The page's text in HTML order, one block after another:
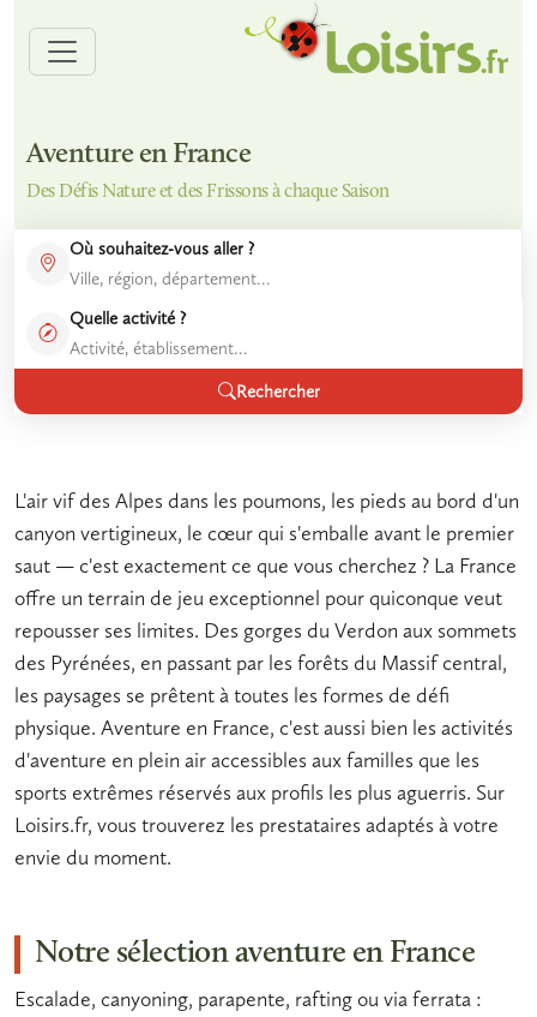
Aventure en France
Des Défis Nature et des Frissons à chaque Saison
Où souhaitez-vous aller ?
Quelle activité ?
Rechercher
L'air vif des Alpes dans les poumons, les pieds au bord d'un
canyon vertigineux, le cœur qui s'emballe avant le premier
saut — c'est exactement ce que vous cherchez ? La France
offre un terrain de jeu exceptionnel pour quiconque veut
repousser ses limites. Des gorges du Verdon aux sommets
des Pyrénées, en passant par les forêts du Massif central,
les paysages se prêtent à toutes les formes de défi
physique. Aventure en France, c'est aussi bien les activités
d'aventure en plein airaccessibles aux familles que les
sports extrêmes réservés aux profils les plus aguerris. Sur
Loisirs.fr, vous trouverez les prestataires adaptés à votre
envie du moment.
Notre sélection aventure en France
Escalade, canyoning, parapente, rafting ou via ferrata :